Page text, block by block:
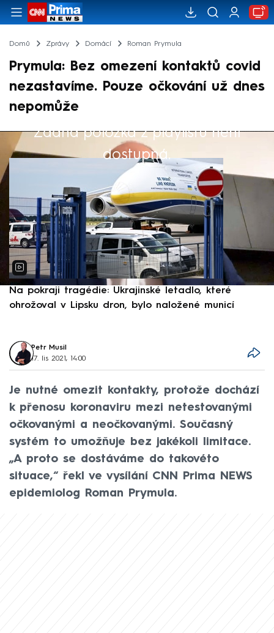
Domů Zprávy Domácí Roman Prymula
Prymula: Bez omezení kontaktů covid
nezastavíme. Pouze očkování už dnes
nepomůže
Žádná položka z playlistu není
dostupná.
Výběr redakce
Na pokraji tragédie: Ukrajinské letadlo, které
ohrožoval v Lipsku dron, bylo naložené municí
Petr Musil
17. lis 2021, 14:00
Je nutné omezit kontakty, protože dochází
k přenosu koronaviru mezi netestovanými
očkovanými a neočkovanými. Současný
systém to umožňuje bez jakékoli limitace.
„A proto se dostáváme do takovéto
situace,“ řekl ve vysílání CNN Prima NEWS
epidemiolog Roman Prymula.